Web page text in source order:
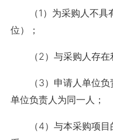
（1）为采购人不具
位）；
（2）与采购人存在
（3）申请人单位负
单位负责人为同一人；
（4）与本采购项目